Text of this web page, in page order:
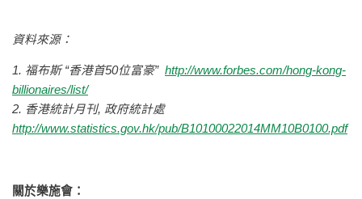
資料來源：
1. 福布斯“香港首50位富豪” http://www.forbes.com/hong-kong-
billionaires/list/
2. 香港統計月刊, 政府統計處
http://www.statistics.gov.hk/pub/B10100022014MM10B0100.pdf
關於樂施會：